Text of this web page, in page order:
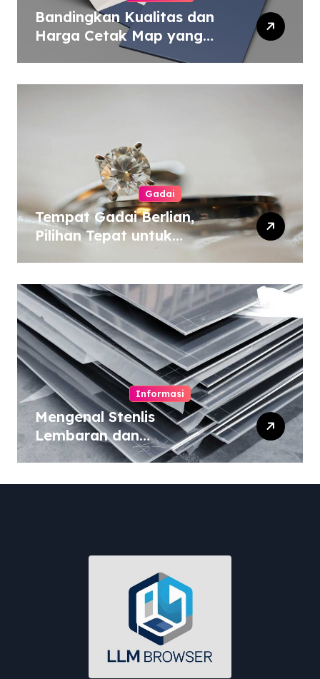
Bandingkan Kualitas dan
Harga Cetak Map yang
Murah atau Mahal
Gadai
Tempat Gadai Berlian,
Pilihan Tepat untuk
Informasi
Mengenal Stenlis
Lembaran dan
Komposisinya